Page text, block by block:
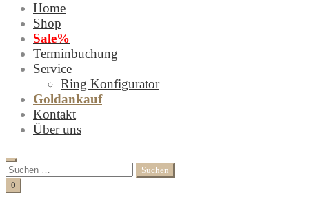
Home
Shop
Sale%
Terminbuchung
Service
Ring Konfigurator
Goldankauf
Kontakt
Über uns
Search
Suchen
nach:
Cart
0